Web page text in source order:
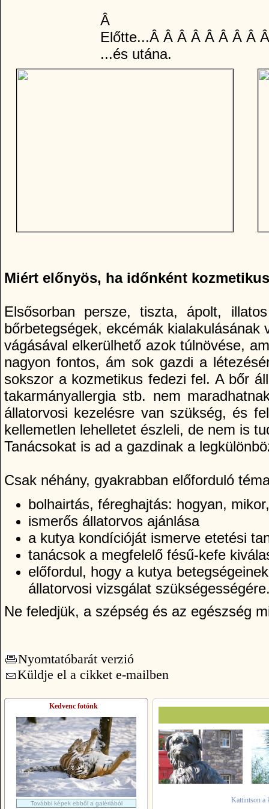
Â
Előtte...Â Â Â Â Â Â Â Â
...és utána.
Miért előnyös, ha időnként
Elsősorban persze, tiszta, ápolt,
bőrbetegségek, ekcémák
vágásával elkerülhető azok túlnövése,
nagyon fontos, ám sok gazdi a
sokszor a kozmetikus fedezi fel. A bőr
takarmányallergia stb. nem
állatorvosi kezelésre van szükség, és
kellemetlen lehelletet észleli, de nem is
Tanácsokat is ad a gazdinak a
Csak néhány, gyakrabban előforduló
bolhairtás, féreghajtás: hogyan,
ismerős állatorvos ajánlása
a kutya kondí­cióját ismerve etetési
tanácsok a megfelelő fésű-kefe
előfordul, hogy a kutya
állatorvosi vizsgálat
Ne feledjük, a szépség és az egészség
Nyomtatóbarát verzió
Küldje el a cikket e-mailben
Kedvenc fotónk
További képek ebből a galériából Kattintson a